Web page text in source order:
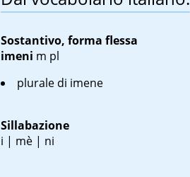
Sostantivo, forma flessa
imeni m pl
plurale di imene
Sillabazione
i | mè | ni